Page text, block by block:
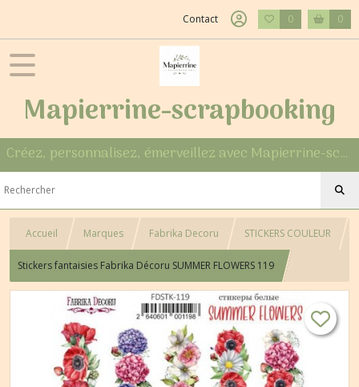
Contact 0 0
Mapierrine-scrapbooking
Créez, personnalisez, émerveillez avec Mapierrine-scrapbooking
Accueil Marques Fabrika Decoru STICKERS COULEUR
Stickers fantaisies Fabrika Décoru SUMMER FLOWERS 119